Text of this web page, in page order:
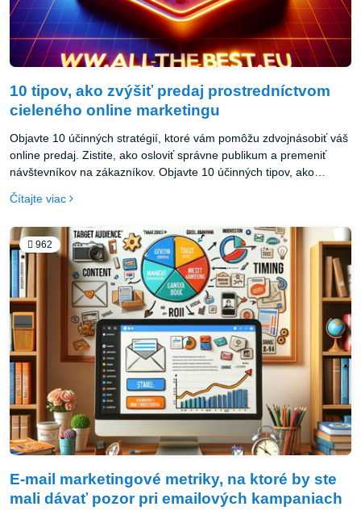
10 tipov, ako zvýšiť predaj prostredníctvom
cieleného online marketingu
Objavte 10 účinných stratégií, ktoré vám pomôžu zdvojnásobiť váš
online predaj. Zistite, ako osloviť správne publikum a premeniť
návštevníkov na zákazníkov. Objavte 10 účinných tipov, ako
predaj. Naučte sa využívať SEO, obsahový marketing, reklamné
premenu návštevníkov na zákazníkov.
Čítajte viac
962
E-mail marketingové metriky, na ktoré by ste
mali dávať pozor pri emailových kampaniach